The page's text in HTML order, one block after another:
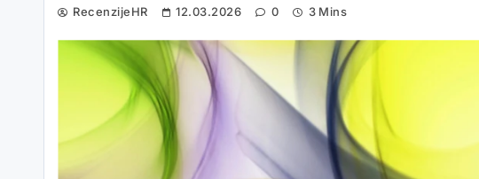
RecenzijeHR 12.03.2026 0 3 Mins